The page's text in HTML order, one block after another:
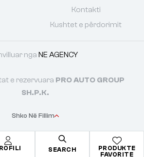
SEARCH
PRODUKTE
FAVORITE
Kontakti
Kushtet e përdorimit
nga NE AGENCY
Shko Në Fillim
e rezervuara PRO AUTO GROUP
SH.P.K.